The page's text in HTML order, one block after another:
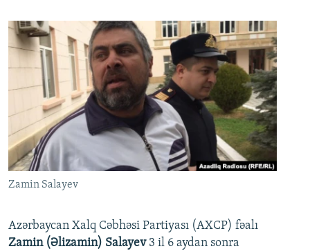
Zamin Salayev
Azərbaycan Xalq Cəbhəsi Partiyası (AXCP) fəalı
Zamin (Əlizamin) Salayev 3 il 6 aydan sonra